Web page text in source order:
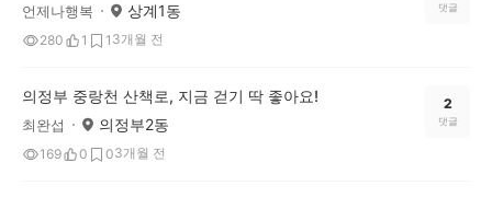
언제나행복 상계1동
280 1 1 3개월 전
댓글
의정부 중랑천 산책로, 지금 걷기 딱 좋아요!
최완섭 의정부2동
169 0 03개월 전
2
댓글